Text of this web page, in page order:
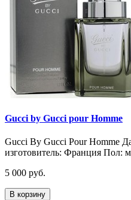
Gucci by Gucci pour Homme
Gucci By Gucci Pour Homme
изготовитель: Франция Пол:
5 000 руб.
В корзину